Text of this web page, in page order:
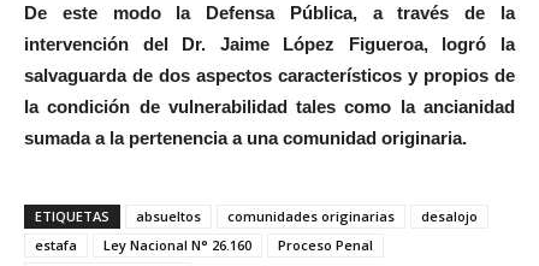
De este modo la Defensa Pública, a través de la
intervención del Dr. Jaime López Figueroa, logró la
salvaguarda de dos aspectos característicos y propios de
la condición de vulnerabilidad tales como la ancianidad
sumada a la pertenencia a una comunidad originaria.
ETIQUETAS absueltos comunidades originarias
desalojo
estafa
Ley Nacional N° 26.160
Proceso Penal